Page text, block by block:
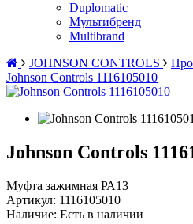
Duplomatic
Мультибренд
Multibrand
JOHNSON CONTROLS
Johnson Controls 1116105010
Johnson Controls
Муфта зажимная РА13
Артикул: 1116105010
Наличие: Есть в наличии